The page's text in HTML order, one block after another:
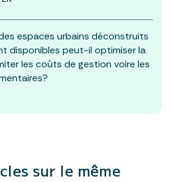
espaces urbains déconstruits
disponibles peut-il optimiser la
les coûts de gestion voire les
sur le même